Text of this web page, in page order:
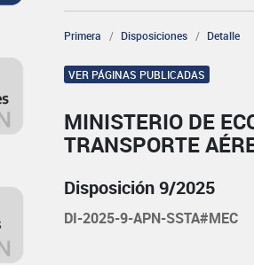
Primera Disposiciones Detalle
VER PÁGINAS PUBLICADAS
MINISTERIO DE
TRANSPORTE
Disposición 9/2025
DI-2025-9-APN-SSTA#MEC